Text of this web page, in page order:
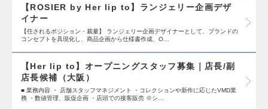
【ROSIER by Her lip to】ランジェリー企画デザ
イナー
【任されるポジション・裁量】 ランジェリー企画デザイナーとして、ブランドの
コンセプトを具現化し、商品企画から仕様書作成、O…
【Her lip to】オープニングスタッフ募集｜店長/副
店長候補（大阪）
■ 業務内容 ・ 店舗スタッフマネジメント ・コレクションや新作に応じたVMD業
務 ・数値管理、販促企画 ・店頭での接客販売 ※シ…